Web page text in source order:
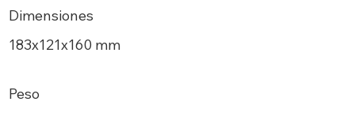
Dimensiones
183х121x160 mm
Peso